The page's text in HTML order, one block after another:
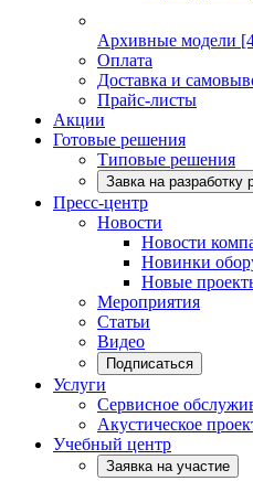
Архивные модели
Оплата
Доставка и
Прайс-листы
Акции
Готовые решения
Типовые решения
Завка на разработку
Пресс-центр
Новости
Новости
Новинки
Новые
Мероприятия
Статьи
Видео
Подписаться
Услуги
Сервисное
Акустическое
Учебный центр
Заявка на участие